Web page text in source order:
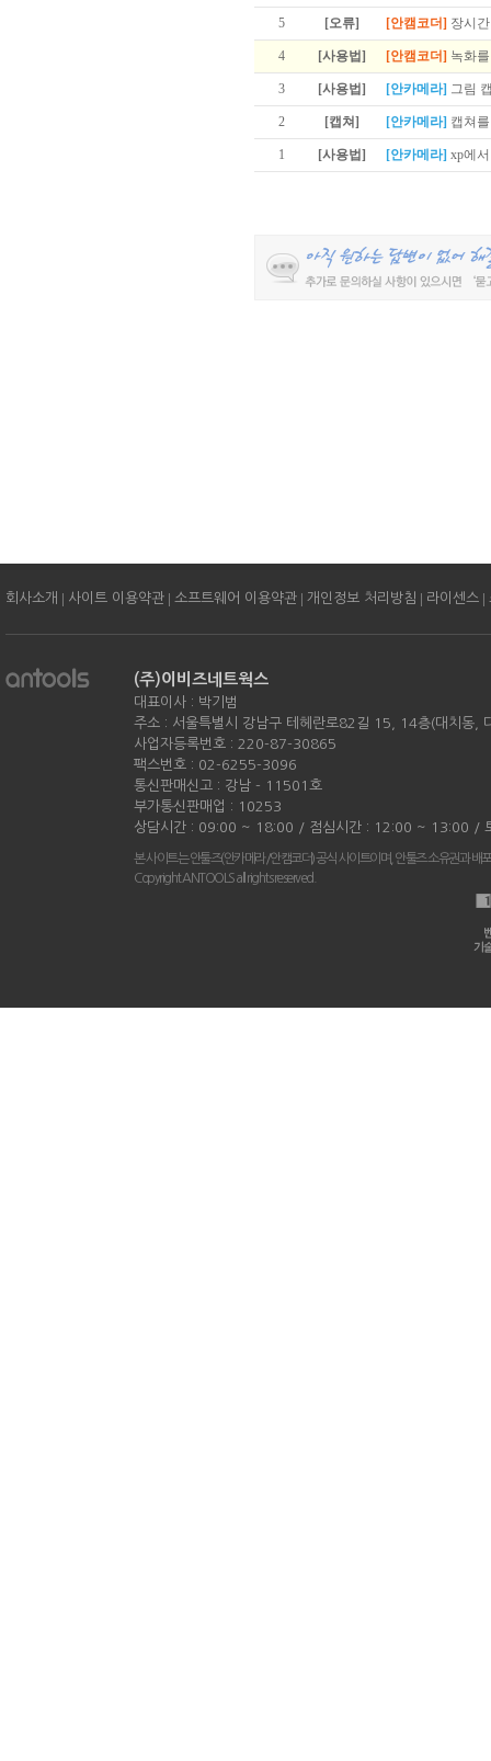
5 [오류] [안캠코더] 장시
4 [사용법] [안캠코더] 녹화
3 [사용법] [안카메라] 그림
2 [캡쳐] [안카메라] 캡쳐
1 [사용법] [안카메라] xp에
회사소개 | 사이트 이용약관 | 소프트웨어 이용약관 | 개인정보 처리방침 | 라이센스 |
(주)이비즈네트웍스
대표이사 : 박기범
주소 : 서울특별시 강남구 테헤란로82길 15, 14층(대치동,
사업자등록번호 : 220-87-30865
팩스번호 : 02-6255-3096
통신판매신고 : 강남 - 11501호
부가통신판매업 : 10253
상담시간 : 09:00 ~ 18:00 / 점심시간 : 12:00 ~ 13:00 /
본 사이트는 안툴즈(안카메라/안캠코더) 공식 사이트이며, 안툴즈 소유권과 배
Copyright ANTOOLS all rights reserved.